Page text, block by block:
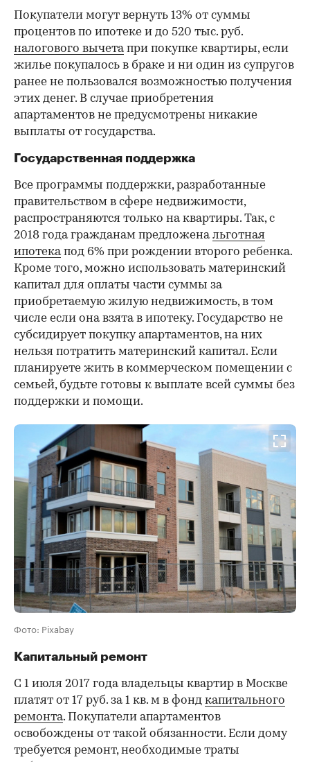
Покупатели могут вернуть 13% от суммы
процентов по ипотеке и до 520 тыс. руб.
налогового вычетапри покупке квартиры, если
жилье покупалось в браке и ни один из супругов
ранее не пользовался возможностью получения
этих денег. В случае приобретения
апартаментов не предусмотрены никакие
выплаты от государства.
Государственная поддержка
Все программы поддержки, разработанные
правительством в сфере недвижимости,
распространяются только на квартиры. Так, с
2018 года гражданам предложенальготная
ипотекапод 6% при рождении второго ребенка.
Кроме того, можно использовать материнский
капитал для оплаты части суммы за
приобретаемую жилую недвижимость, в том
числе если она взята в ипотеку. Государство не
субсидирует покупку апартаментов, на них
нельзя потратить материнский капитал. Если
планируете жить в коммерческом помещении с
семьей, будьте готовы к выплате всей суммы без
поддержки и помощи.
Фото: Pixabay
Капитальный ремонт
С 1 июля 2017 года владельцы квартир в Москве
платят от 17 руб. за 1 кв. м в фонд капитального
ремонта. Покупатели апартаментов
освобождены от такой обязанности. Если дому
требуется ремонт, необходимые траты